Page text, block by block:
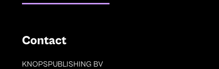
Contact
KNOPSPUBLISHING BV